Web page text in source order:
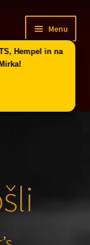
Menu
Hempel in na